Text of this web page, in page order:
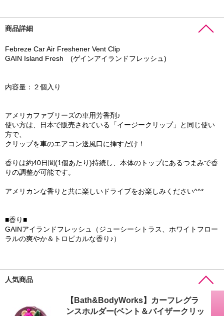
商品詳細
Febreze Car Air Freshener Vent Clip
GAIN Island Fresh (ゲインアイランドフレッシュ)
内容量：２個入り
アメリカファブリーズの車用芳香剤♪
使い方は、日本で販売されている「イージークリップ」と同じ使い
方で、
クリップを車のエアコン送風口に挿すだけ！
香りは約40日間(1個あたり)持続し、本体のトップにあるつまみで香
りの調整が可能です。
アメリカンな香りと共に楽しいドライブをお楽しみください^^*
■香り■
GAINアイランドフレッシュ（ジューシーシトラス、ホワイトフロー
ラルの爽やか＆トロピカルな香り♪）
人気商品
【Bath&BodyWorks】カーフレグラ
ンスホルダー(ベント＆バイザークリッ